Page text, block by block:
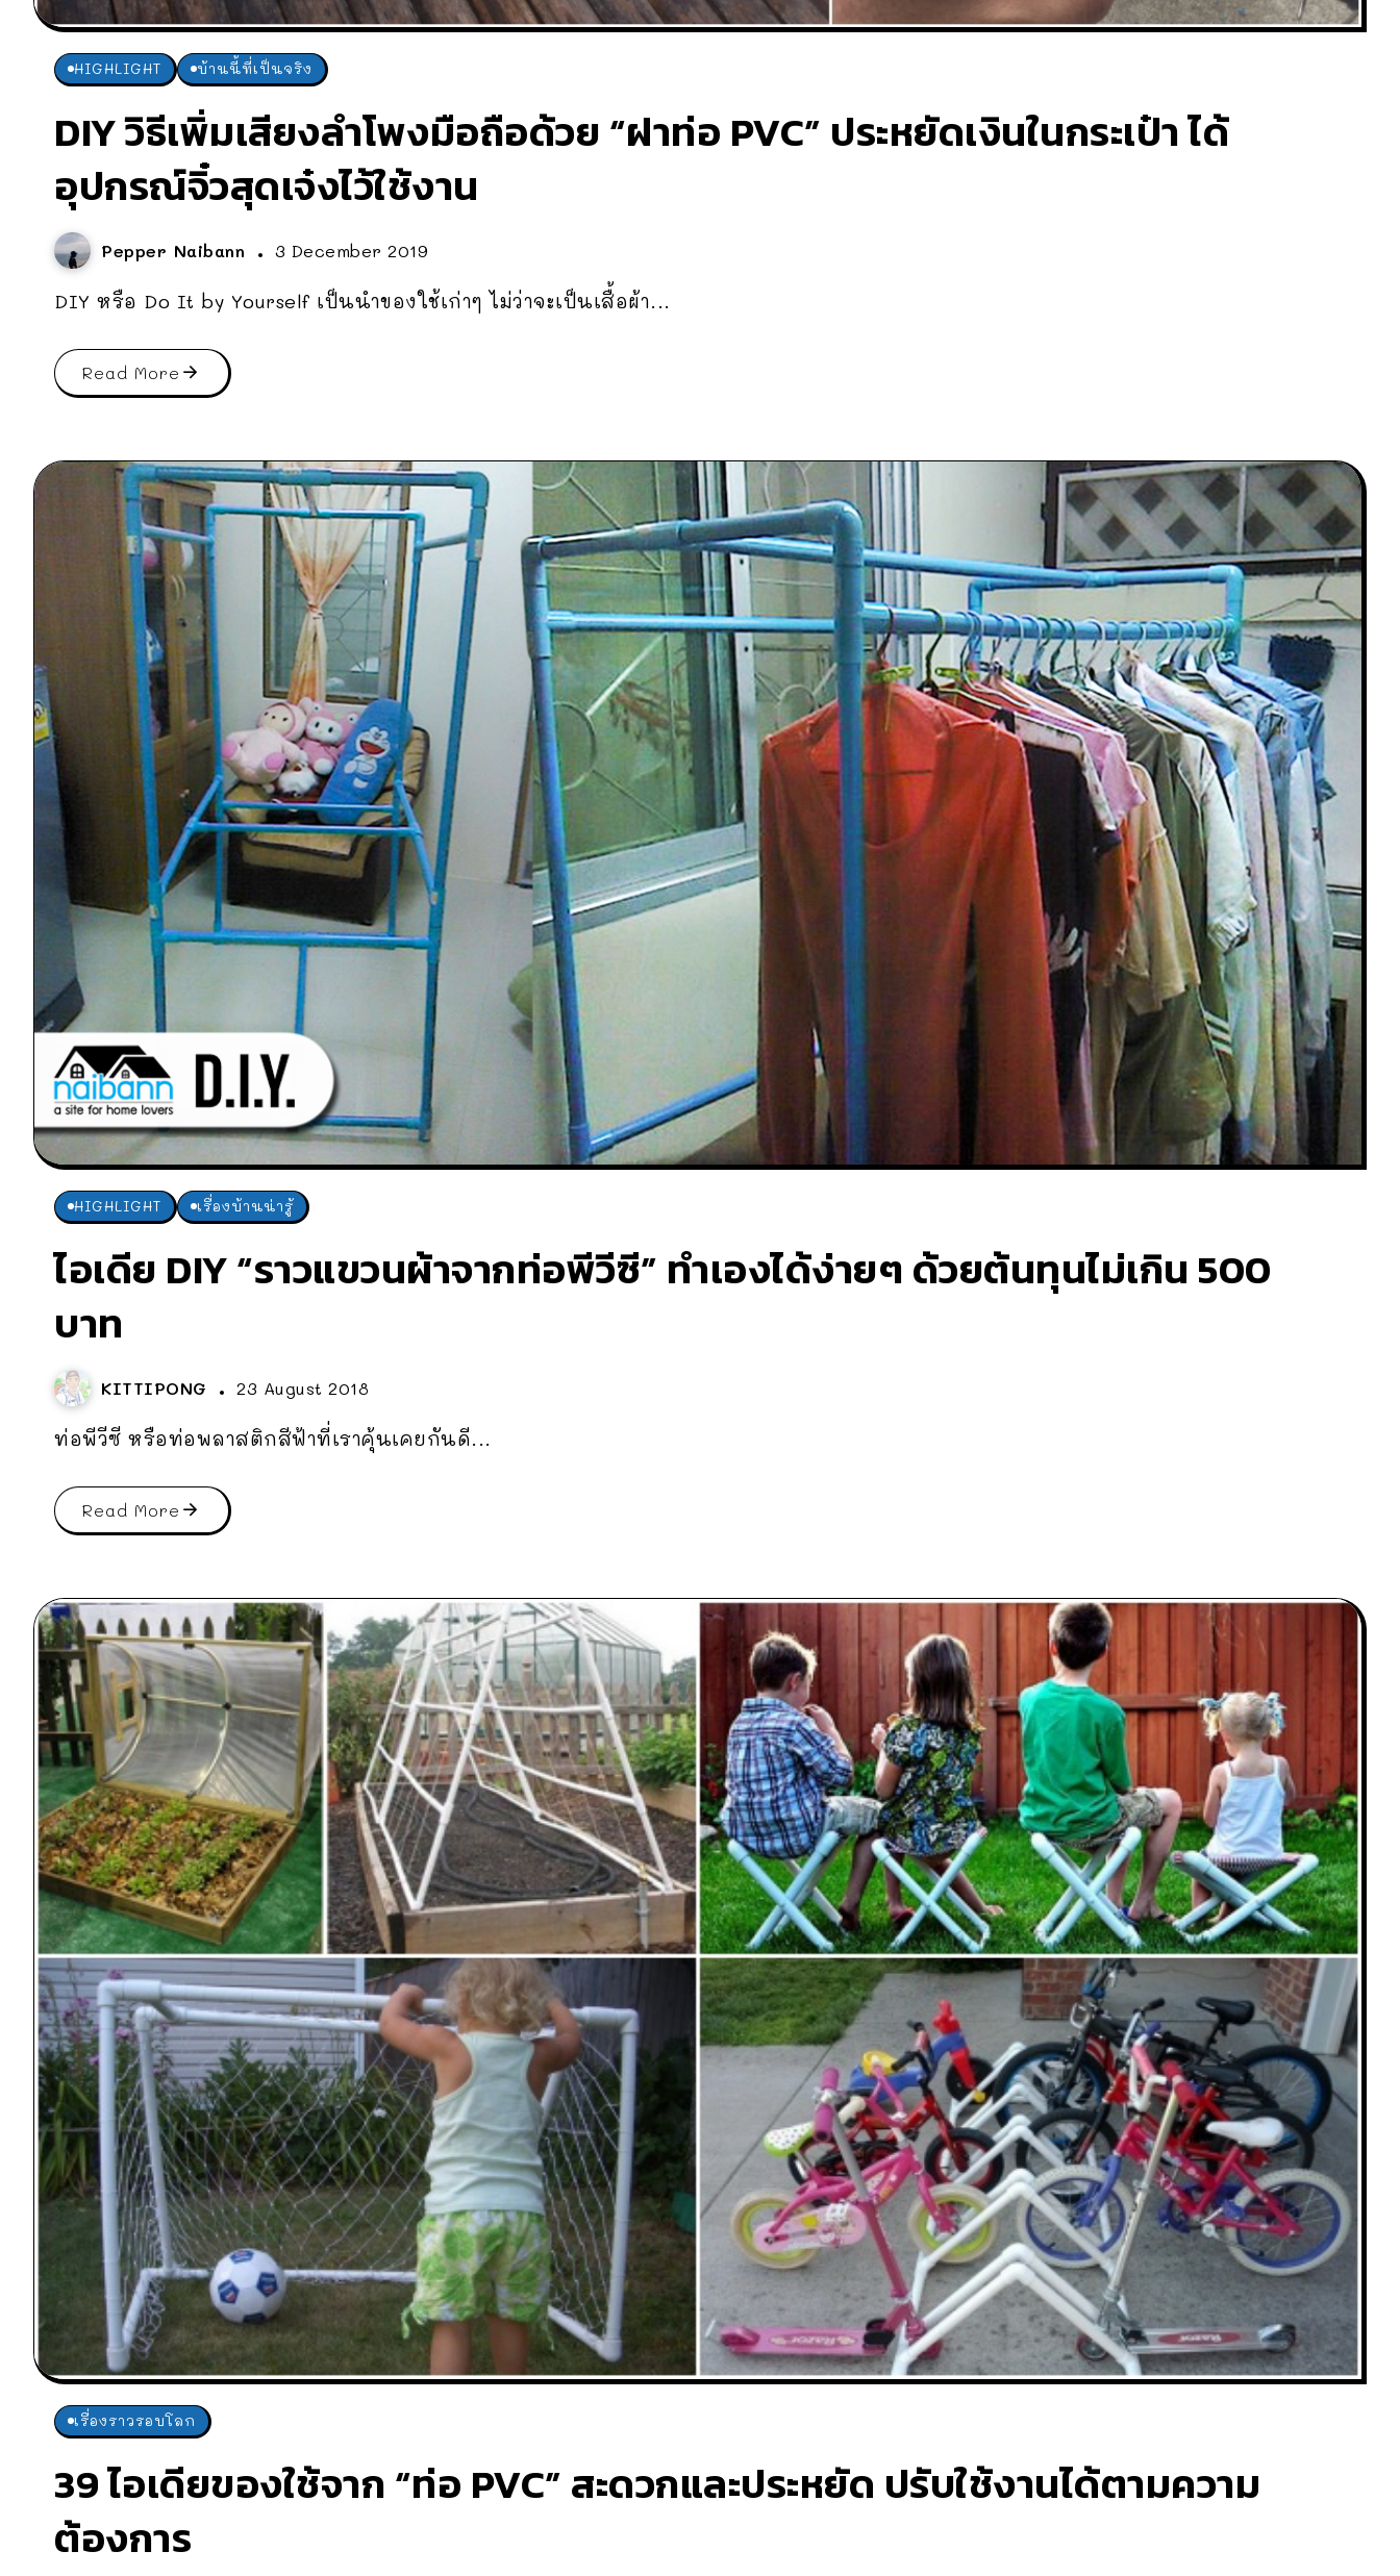
HIGHLIGHT บ้านนี้ที่เป็นจริง
DIY วิธีเพิ่มเสียงลำโพงมือถือด้วย “ฝาท่อ PVC” ประหยัดเงินในกระเป๋า ได้
อุปกรณ์จิ๋วสุดเจ๋งไว้ใช้งาน
Pepper Naibann 3 December 2019
DIY หรือ Do It by Yourself เป็นนำของใช้เก่าๆ ไม่ว่าจะเป็นเสื้อผ้า...
Read More
HIGHLIGHT เรื่องบ้านน่ารู้
ไอเดีย DIY “ราวแขวนผ้าจากท่อพีวีซี” ทำเองได้ง่ายๆ ด้วยต้นทุนไม่เกิน 500
บาท
KITTIPONG 23 August 2018
ท่อพีวีซี หรือท่อพลาสติกสีฟ้าที่เราคุ้นเคยกันดี...
Read More
เรื่องราวรอบโลก
39 ไอเดียของใช้จาก “ท่อ PVC” สะดวกและประหยัด ปรับใช้งานได้ตามความ
ต้องการ